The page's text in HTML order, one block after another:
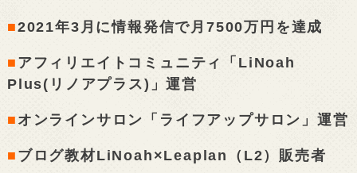
■2021年3月に情報発信で月7500万円を達成
■ アフィリエイトコミュニティ「LiNoah
Plus(リノアプラス)」運営
■ オンラインサロン「ライフアップサロン」運営
■ ブログ教材LiNoah×Leaplan（L2）販売者